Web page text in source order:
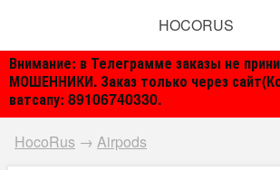
Внимание: в Телеграмме заказы не
МОШЕННИКИ. Заказ только через
ватсапу: 89106740330.
HOCORUS
HocoRus → Airpods